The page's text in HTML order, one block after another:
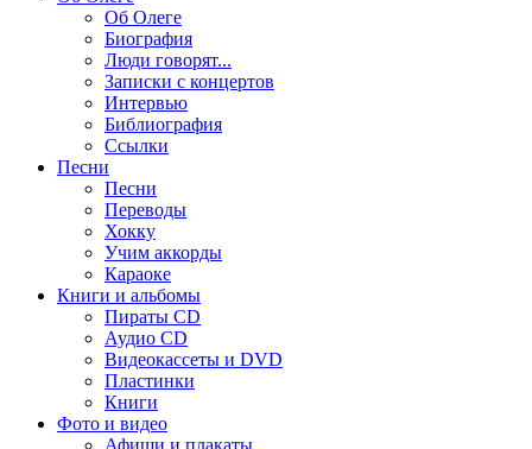
Об Олеге
Биография
Люди говорят...
Записки с концертов
Интервью
Библиография
Ссылки
Песни
Песни
Переводы
Хокку
Учим аккорды
Караоке
Книги и альбомы
Пираты CD
Аудио CD
Видеокассеты и DVD
Пластинки
Книги
Фото и видео
Афиши и плакаты